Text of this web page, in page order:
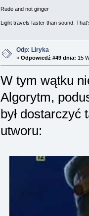
Rude and not ginger
Light travels faster than sound.
Odp: Liryka
« Odpowiedź #49 dnia: 15
W tym wątku
Algorytm,
był dostarczyć
utworu: